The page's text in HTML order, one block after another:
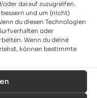
darauf zuzugreifen.
und um (nicht)
du diesen Technologien
oder
Wenn du deine
können bestimmte
haben es noch
deshalb leider